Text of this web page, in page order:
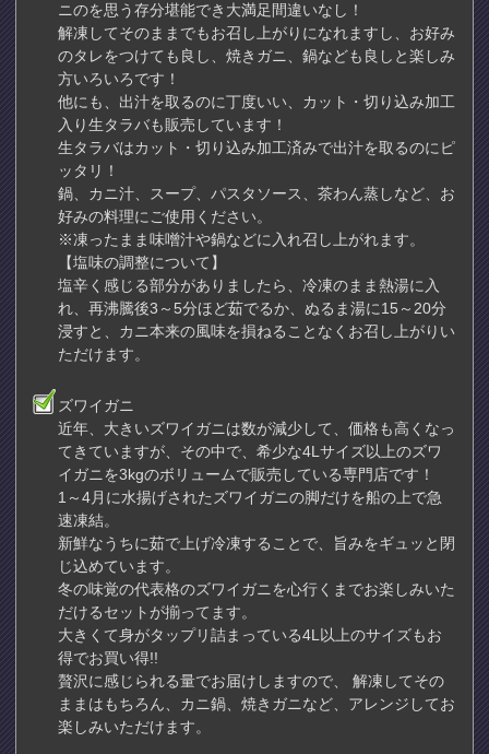
ニのを思う存分堪能でき大満足間違いなし！
解凍してそのままでもお召し上がりになれますし、お好み
のタレをつけても良し、焼きガニ、鍋なども良しと楽しみ
方いろいろです！
他にも、出汁を取るのに丁度いい、カット・切り込み加工
入り生タラバも販売しています！
生タラバはカット・切り込み加工済みで出汁を取るのにピ
ッタリ！
鍋、カニ汁、スープ、パスタソース、茶わん蒸しなど、お
好みの料理にご使用ください。
※凍ったまま味噌汁や鍋などに入れ召し上がれます。
【塩味の調整について】
塩辛く感じる部分がありましたら、冷凍のまま熱湯に入
れ、再沸騰後3～5分ほど茹でるか、ぬるま湯に15～20分
浸すと、カニ本来の風味を損ねることなくお召し上がりい
ただけます。
ズワイガニ
近年、大きいズワイガニは数が減少して、価格も高くなっ
てきていますが、その中で、希少な4Lサイズ以上のズワ
イガニを3kgのボリュームで販売している専門店です！
1～4月に水揚げされたズワイガニの脚だけを船の上で急
速凍結。
新鮮なうちに茹で上げ冷凍することで、旨みをギュッと閉
じ込めています。
冬の味覚の代表格のズワイガニを心行くまでお楽しみいた
だけるセットが揃ってます。
大きくて身がタップリ詰まっている4L以上のサイズもお
得でお買い得!!
贅沢に感じられる量でお届けしますので、 解凍してその
ままはもちろん、カニ鍋、焼きガニなど、アレンジしてお
楽しみいただけます。